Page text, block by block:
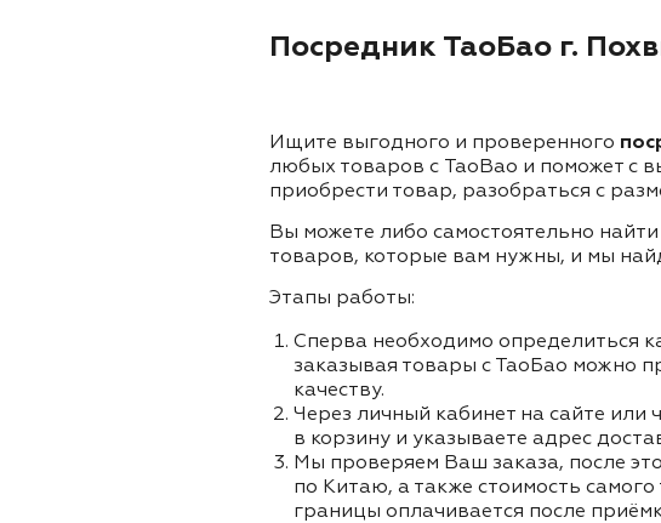
Посредник ТаоБао г.
Ищите выгодного и проверенного
любых товаров с TaoBao и поможет с
приобрести товар, разобраться с
Вы можете либо самостоятельно
товаров, которые вам нужны, и мы
Этапы работы:
Сперва необходимо определиться
заказывая товары с ТаоБао можно
качеству.
Через личный кабинет на сайте или
в корзину и указываете адрес
Мы проверяем Ваш заказа, после
по Китаю, а также стоимость самого
границы оплачивается после